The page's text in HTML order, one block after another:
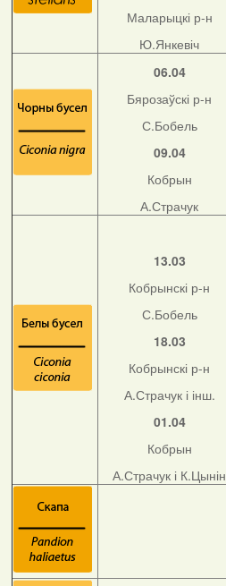
Маларыцкі р-н
Ю.Янкевіч
06.04
Бярозаўскі р-н
С.Бобель
09.04
Кобрын
А.Страчук
13.03
Кобрынскі р-н
С.Бобель
18.03
Кобрынскі р-н
А.Страчук і інш.
01.04
Кобрын
А.Страчук і К.Цынін